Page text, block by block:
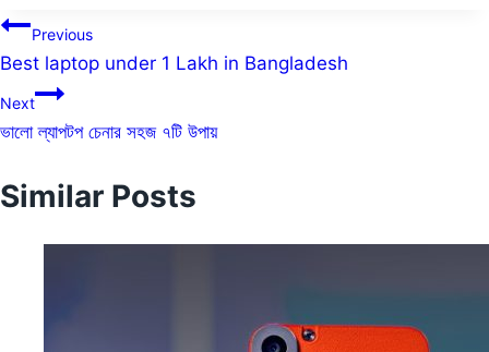
Post
navigation
Previous
Best laptop under 1 Lakh in Bangladesh
Next
ভালো ল্যাপটপ চেনার সহজ ৭টি উপায়
Similar Posts